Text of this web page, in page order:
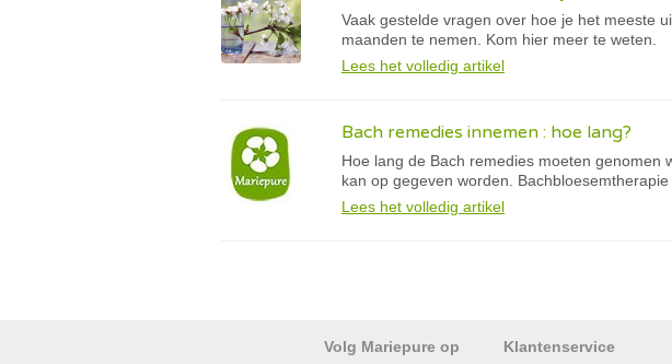
Vaak gestelde vragen over hoe je het meeste
maanden te nemen. Kom hier meer te weten.
Lees het volledig artikel
Bach remedies innemen : hoe lang?
Hoe lang de Bach remedies moeten genomen
kan op gegeven worden.
Lees het volledig artikel
Volg Mariepure op Klantenservice